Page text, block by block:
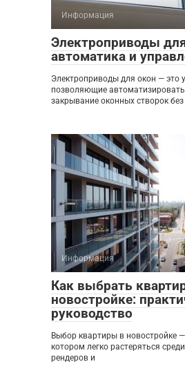
Информация
Электроприводы
автоматика и
Электроприводы для окон — это
позволяющие
закрывание оконных створок без
Информация
Как выбрать
новостройке:
руководство
Выбор квартиры в новостройке
котором легко растеряться
рендеров и